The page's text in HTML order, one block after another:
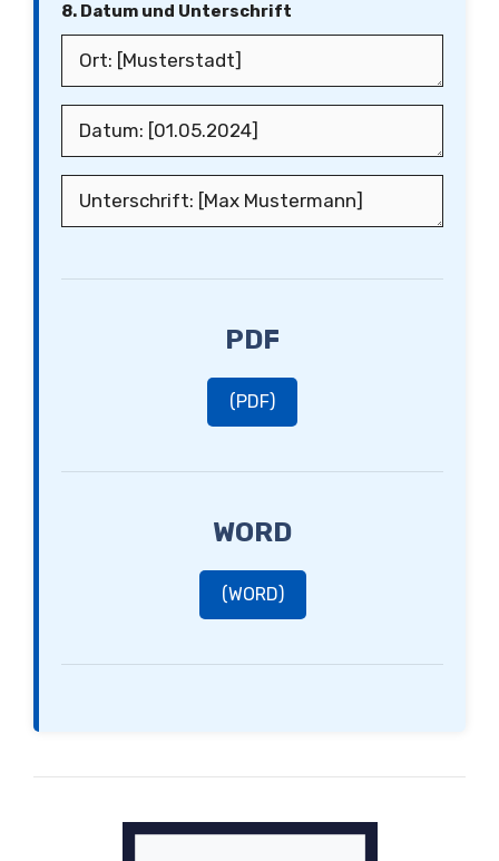
8. Datum und Unterschrift
PDF
(PDF)
WORD
(WORD)